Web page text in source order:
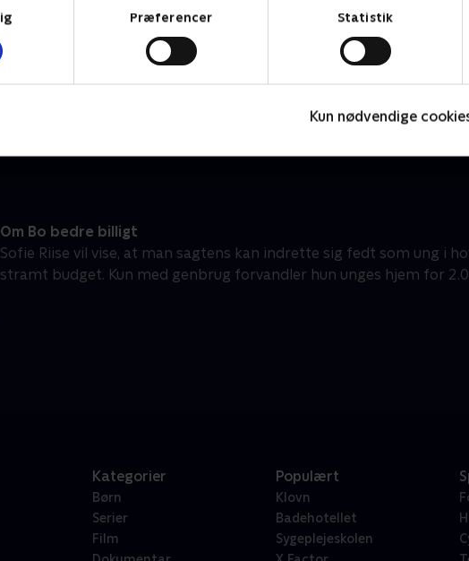
Præferencer Statistik
Kun nødvendige
Om Bo bedre billigt
Sofie Riise vil vise, at man sagtens kan indrette sig fedt som ung i
stramt budget. Kun med genbrug forvandler hun unges hjem for
Kategorier
Børn
Serier
Film
Populært
Klovn
Badehotellet
Sygeplejeskolen